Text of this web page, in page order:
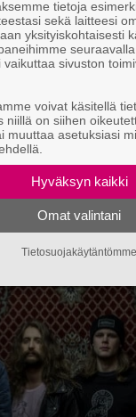
Tobias
miehistöä
tietoja
sekä laitteesi
yksityiskohtaisesti
seuraavalla
vaikuttaa sivuston
voivat käsitellä
niillä on siihen
muuttaa asetuksiasi
Hyväksyn kaikki
Omat valintani
Tietosuojakäytäntömme